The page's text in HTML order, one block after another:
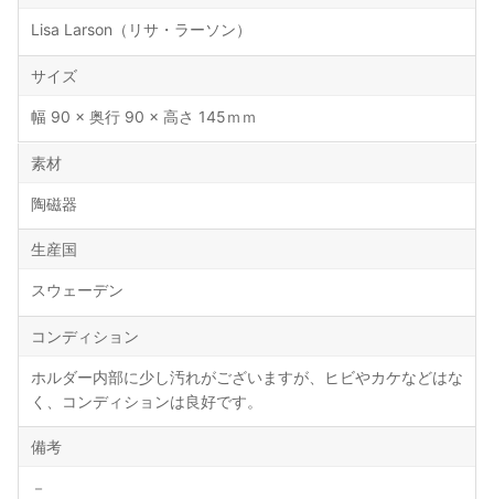
Lisa Larson（リサ・ラーソン）
サイズ
幅 90 × 奥行 90 × 高さ 145ｍｍ
素材
陶磁器
生産国
スウェーデン
コンディション
ホルダー内部に少し汚れがございますが、ヒビやカケなどはな
く、コンディションは良好です。
備考
－